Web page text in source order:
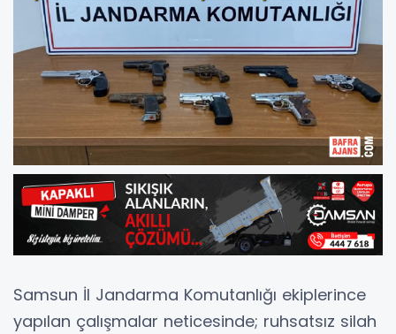
Samsun İl Jandarma Komutanlığı ekiplerince
yapılan çalışmalar neticesinde; ruhsatsız silah